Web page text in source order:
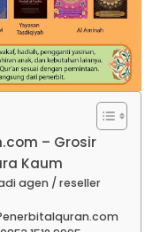
– Grosir
Kaum
agen / reseller